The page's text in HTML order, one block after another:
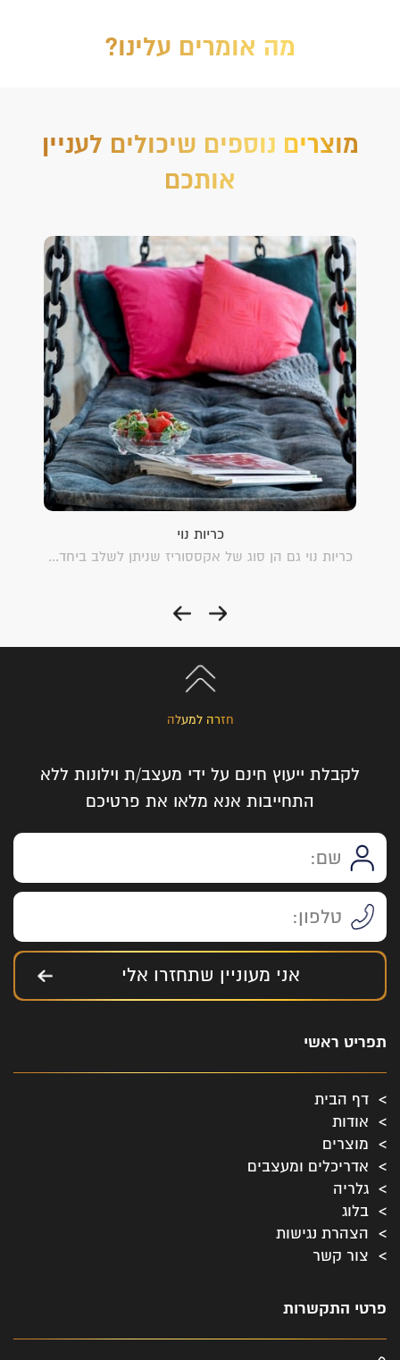
מה אומרים עלינו?
מוצרים נוספים שיכולים לעניין
אותכם
כריות נוי
כריות נוי גם הן סוג של אקססוריז שניתן לשלב ביחד...
חזרה למעלה
לקבלת ייעוץ חינם על ידי מעצב/ת וילונות ללא
התחייבות אנא מלאו את פרטיכם
אני מעוניין שתחזרו אלי
תפריט ראשי
דף הבית
אודות
מוצרים
אדריכלים ומעצבים
גלריה
בלוג
הצהרת נגישות
צור קשר
פרטי התקשרות